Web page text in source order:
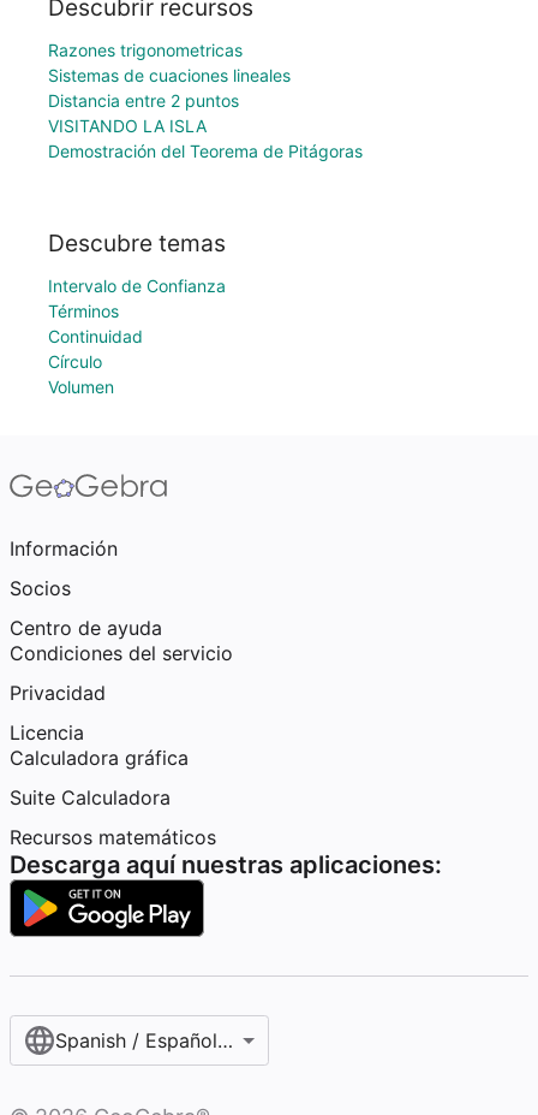
Descubrir recursos
Razones trigonometricas
Sistemas de cuaciones lineales
Distancia entre 2 puntos
VISITANDO LA ISLA
Demostración del Teorema de Pitágoras
Descubre temas
Intervalo de Confianza
Términos
Continuidad
Círculo
Volumen
Información
Socios
Centro de ayuda
Condiciones del servicio
Privacidad
Licencia
Calculadora gráfica
Suite Calculadora
Recursos matemáticos
Descarga aquí nuestras aplicaciones:
Spanish / Español (internacional)